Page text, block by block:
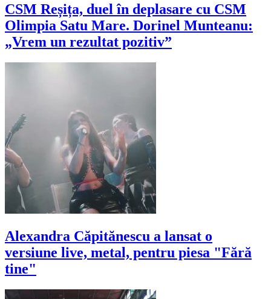
CSM Reșița, duel în deplasare cu CSM
Olimpia Satu Mare. Dorinel Munteanu:
„Vrem un rezultat pozitiv”
Alexandra Căpitănescu a lansat o
versiune live, metal, pentru piesa "Fără
tine"